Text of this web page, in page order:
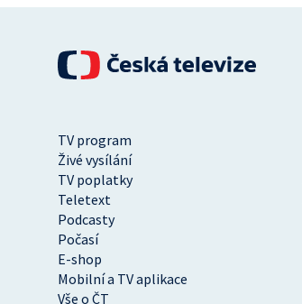
TV program
Živé vysílání
TV poplatky
Teletext
Podcasty
Počasí
E-shop
Mobilní a TV aplikace
Vše o ČT